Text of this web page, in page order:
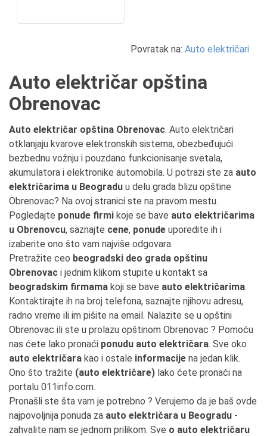
Povratak na: Auto električari
Auto električar opština
Obrenovac
Auto električar opština Obrenovac. Auto električari
otklanjaju kvarove elektronskih sistema, obezbeđujući
bezbednu vožnju i pouzdano funkcionisanje svetala,
akumulatora i elektronike automobila. U potrazi ste za auto
električarima u Beogradu u delu grada blizu opštine
Obrenovac? Na ovoj stranici ste na pravom mestu.
Pogledajte ponude firmi koje se bave auto električarima
u Obrenovcu, saznajte cene, ponude uporedite ih i
izaberite ono što vam najviše odgovara.
Pretražite ceo beogradski deo grada opštinu
Obrenovac i jednim klikom stupite u kontakt sa
beogradskim firmama koji se bave auto električarima.
Kontaktirajte ih na broj telefona, saznajte njihovu adresu,
radno vreme ili im pišite na email. Nalazite se u opštini
Obrenovac ili ste u prolazu opštinom Obrenovac ? Pomoću
nas ćete lako pronaći ponudu auto električara. Sve oko
auto električara kao i ostale informacije na jedan klik.
Ono što tražite (auto električare) lako ćete pronaći na
portalu 011info.com.
Pronašli ste šta vam je potrebno ? Verujemo da je baš ovde
najpovoljnija ponuda za auto električara u Beogradu -
zahvalite nam se jednom prilikom. Sve o auto električaru